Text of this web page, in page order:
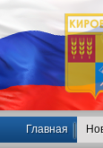
Главная